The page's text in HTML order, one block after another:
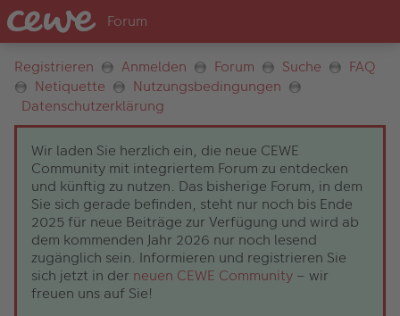
Registrieren Anmelden Forum Suche
FAQ
Netiquette
Nutzungsbedingungen
Datenschutzerklärung
Wir laden Sie herzlich ein, die neue CEWE
Community mit integriertem Forum zu entdecken
und künftig zu nutzen. Das bisherige Forum, in dem
Sie sich gerade befinden, steht nur noch bis Ende
2025 für neue Beiträge zur Verfügung und wird ab
dem kommenden Jahr 2026 nur noch lesend
zugänglich sein. Informieren und registrieren Sie
sich jetzt in der neuen CEWE Community – wir
freuen uns auf Sie!